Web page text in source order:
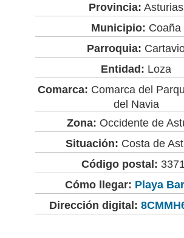
Provincia: Asturias
Municipio: Coaña
Parroquia:
Entidad: Loza
Comarca: Comarca del
del Navia
Zona: Occidente de
Situación: Costa de
Código postal:
Cómo llegar: Playa
Dirección digital: